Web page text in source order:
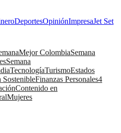
DeportesOpiniónImpresaJet Set
Mejor ColombiaSemana
Semana
TecnologíaTurismoEstados
SostenibleFinanzas Personales4
Contenido en
Mujeres